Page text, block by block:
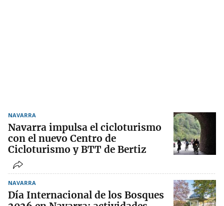
NAVARRA
Navarra impulsa el cicloturismo
con el nuevo Centro de
Cicloturismo y BTT de Bertiz
NAVARRA
Día Internacional de los Bosques